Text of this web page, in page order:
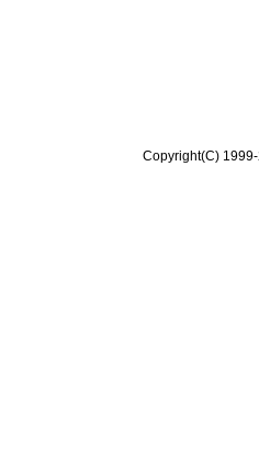
Copyright(C)